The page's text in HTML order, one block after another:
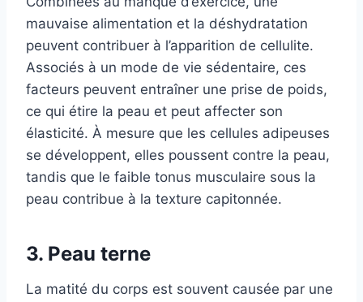
mauvaise alimentation et la déshydratation
peuvent contribuer à l’apparition de cellulite.
Associés à un mode de vie sédentaire, ces
facteurs peuvent entraîner une prise de poids,
ce qui étire la peau et peut affecter son
élasticité. À mesure que les cellules adipeuses
se développent, elles poussent contre la peau,
tandis que le faible tonus musculaire sous la
peau contribue à la texture capitonnée.
3. Peau terne
La matité du corps est souvent causée par une